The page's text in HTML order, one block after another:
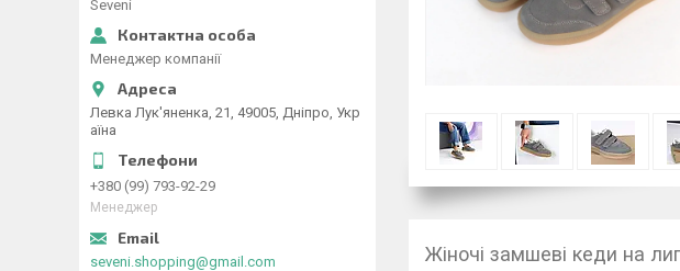
Жіночі замшеві кеди на
Seveni
Менеджер компанії
Левка Лук'яненка, 21, 49005, Дніпро, Укр
аїна
+380 (99) 793-92-29
Менеджер
seveni.shopping@gmail.com